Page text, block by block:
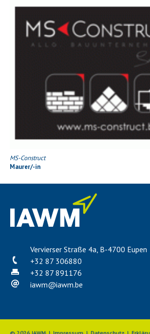
MS-Construct
Maurer/-in
Vervierser Straße 4a, B-4700 Eupen
+32 87 306880
+32 87 891176
iawm@iawm.be